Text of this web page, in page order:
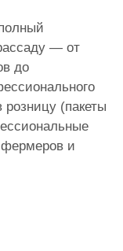
— от
до
(пакеты
фермеров и